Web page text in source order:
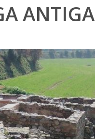
ANTIGA